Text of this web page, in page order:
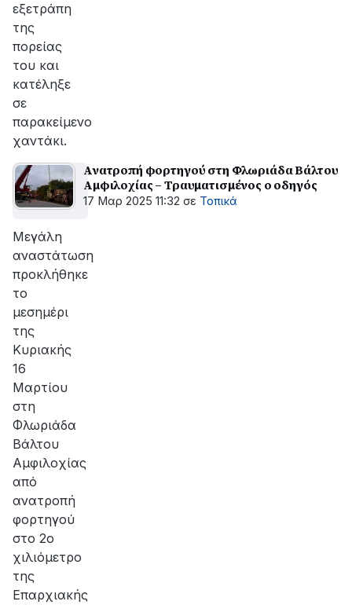
εξετράπη
της
πορείας
του και
κατέληξε
σε
παρακείμενο
χαντάκι.
Ανατροπή φορτηγού στη Φλωριάδα Βάλτου
Αμφιλοχίας – Τραυματισμένος ο οδηγός
17 Μαρ 2025 11:32 σε Τοπικά
Μεγάλη
αναστάτωση
προκλήθηκε
το
μεσημέρι
της
Κυριακής
16
Μαρτίου
στη
Φλωριάδα
Βάλτου
Αμφιλοχίας
από
ανατροπή
φορτηγού
στο 2ο
χιλιόμετρο
της
Επαρχιακής